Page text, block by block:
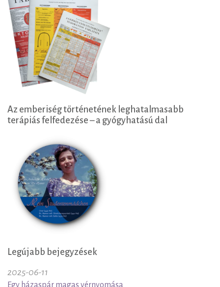
Az emberiség történetének leghatalmasabb
terápiás felfedezése – a gyógyhatású dal
Legújabb bejegyzések
2025-06-11